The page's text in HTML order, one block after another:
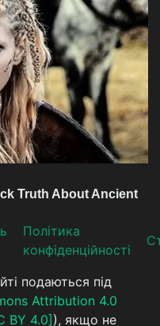
Політика
конфіденційності
подаються під
Attribution 4.0
BY 4.0] ), якщо не